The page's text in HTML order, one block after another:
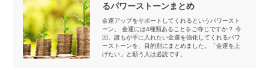
るパワーストーンまとめ
金運アップをサポートしてくれるというパワースト
ーン。 金運には4種類あることをご存じですか？ 今
回、誰もが手に入れたい金運を強化してくれるパワ
ーストーンを、目的別にまとめました。「金運を上
げたい」と願う人は必読です。